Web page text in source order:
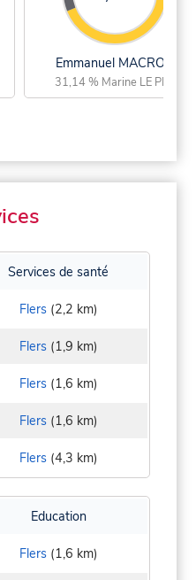
Emmanuel MACRON
31,14 % Marine LE PEN
Services de santé
Flers(2,2 km)
Flers(1,9 km)
Flers(1,6 km)
Flers(1,6 km)
Flers(4,3 km)
Education
Flers(1,6 km)